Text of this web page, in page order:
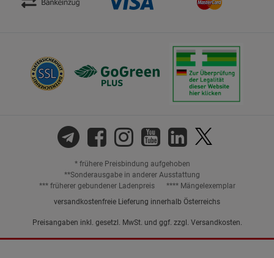
* frühere Preisbindung aufgehoben
**Sonderausgabe in anderer Ausstattung
*** früherer gebundener Ladenpreis
**** Mängelexemplar
versandkostenfreie Lieferung innerhalb Österreichs
Preisangaben inkl. gesetzl. MwSt. und ggf. zzgl. Versandkosten.